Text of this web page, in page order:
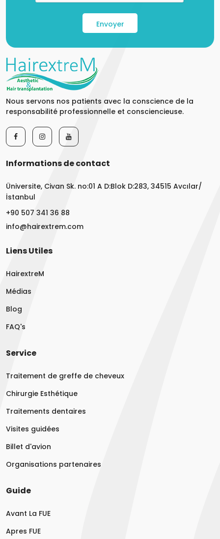
Envoyer
Nous servons nos patients avec la conscience de la
responsabilité professionnelle et consciencieuse.
Liens Utiles
HairextreM
Médias
Blog
FAQ's
Service
Traitement de greffe de cheveux
Chirurgie Esthétique
Traitements dentaires
Visites guidées
Billet d'avion
Organisations partenaires
Guide
Avant La FUE
Apres FUE
Informations de contact
Üniversite, Civan Sk. no:01 A D:Blok D:283, 34515 Avcılar/
İstanbul
+90 507 341 36 88
info@hairextrem.com